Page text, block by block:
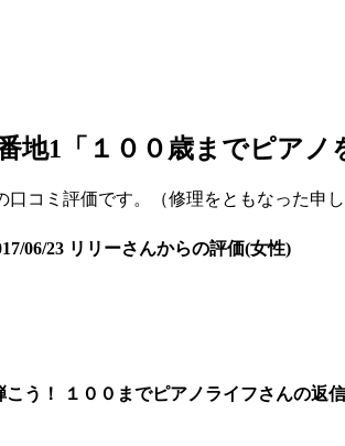
地1「１００歳までピア
コミ評価です。（修理をともなった申し
06/23 リリーさんからの評価(女性)
こう！ １００までピアノライフさんの返信